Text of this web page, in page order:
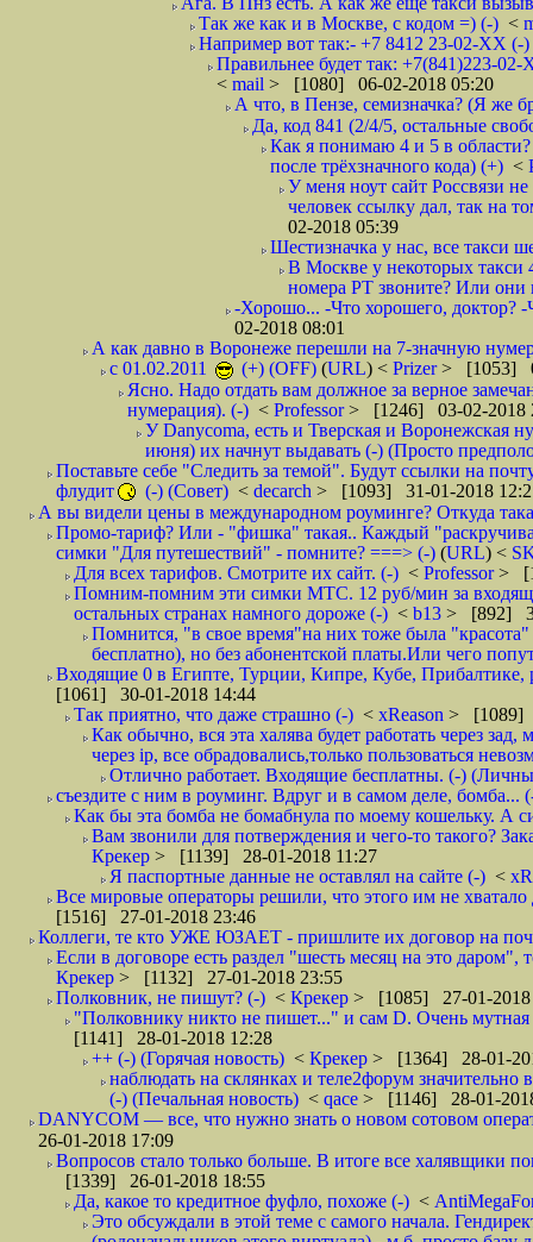
Так же как и в Москве, с кодом =) (-) <
Например вот так:- +7 8412 23-02-ХХ (-
Правильнее будет так: +7(841)223-
< mail > [1080] 06-02-2018 05:20
А что, в Пензе, семизначка? (Я же
Да, код 841 (2/4/5, остальные
Как я понимаю 4 и 5 в
после трёхзначного кода) (+) <
У меня ноут сайт Россвязи
человек ссылку дал, так на
02-2018 05:39
Шестизначка у нас, все такси
В Москве у некоторых такси
номера РТ звоните? Или они
-Хорошо... -Что хорошего, доктор?
02-2018 08:01
А как давно в Воронеже перешли на 7-значную
с 01.02.2011
(+) (OFF) (URL) < Prizer> [1053]
Ясно. Надо отдать вам должное за верное
нумерация). (-) < Professor> [1246] 03-02-2018
У Danycoma, есть и Тверская и Воронежская
июня) их начнут выдавать (-) (Просто
Поставьте себе "Следить за темой". Будут ссылки на
флудит
(-) (Совет) < decarch > [1093] 31-01-2018
А вы видели цены в международном роуминге? Откуда
Промо-тариф? Или - "фишка" такая.. Каждый
симки "Для путешествий" - помните? ===> (-) (URL) <
Для всех тарифов. Смотрите их сайт. (-) < Professor>
Помним-помним эти симки МТС. 12 руб/мин за
остальных странах намного дороже (-) < b13 > [892]
Помнится, "в свое время"на них тоже была
бесплатно), но без абонентской платы.Или чего
Входящие 0 в Египте, Турции, Кипре, Кубе,
[1061] 30-01-2018 14:44
Так приятно, что даже страшно (-) < xReason > [1089]
Как обычно, вся эта халява будет работать через
через ip, все обрадовались,только пользоваться
Отлично работает. Входящие бесплатны. (-)
съездите с ним в роуминг. Вдруг и в самом деле, бомба...
Как бы эта бомба не бомабнула по моему кошельку. А
Вам звонили для потверждения и чего-то такого?
Крекер > [1139] 28-01-2018 11:27
Я паспортные данные не оставлял на сайте (-) <
Все мировые операторы решили, что этого им не
[1516] 27-01-2018 23:46
Коллеги, те кто УЖЕ ЮЗАЕТ - пришлите их договор на
Если в договоре есть раздел "шесть месяц на это даром",
Крекер > [1132] 27-01-2018 23:55
Полковник, не пишут? (-) < Крекер > [1085] 27-01-2018
"Полковнику никто не пишет..." и сам D. Очень
[1141] 28-01-2018 12:28
++ (-) (Горячая новость) < Крекер > [1364] 28-01-
наблюдать на склянках и теле2форум
(-) (Печальная новость) < qace > [1146] 28-01-
DANYCOM — все, что нужно знать о новом сотовом
26-01-2018 17:09
Вопросов стало только больше. В итоге все халявщики
[1339] 26-01-2018 18:55
Да, какое то кредитное фуфло, похоже (-) <
Это обсуждали в этой теме с самого начала.